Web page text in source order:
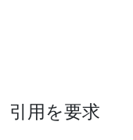
引用を要求